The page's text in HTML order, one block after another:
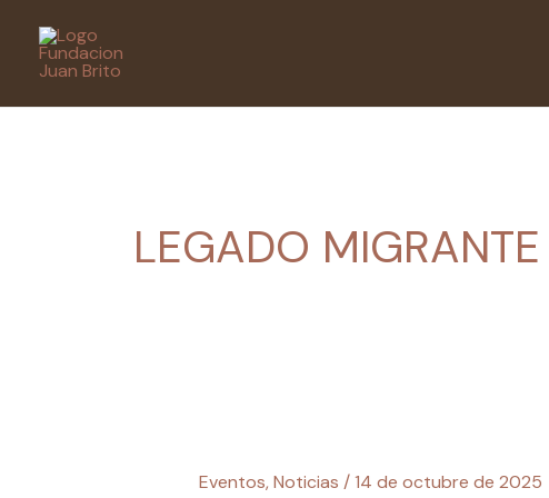
contenido
LEGADO MIGRANTE
Eventos,Noticias /14 de octubre de 2025
dirige